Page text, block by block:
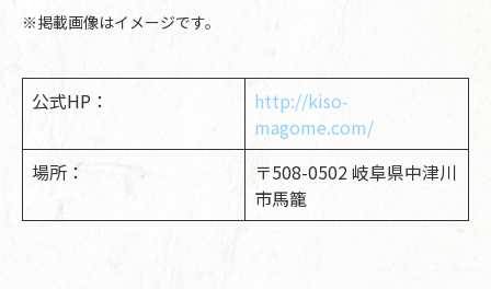
※掲載画像はイメージです。
公式HP：
http://kiso-
magome.com/
場所：
〒508-0502 岐阜県中津川
市馬籠